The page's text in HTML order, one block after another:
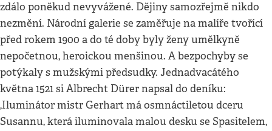
zdálo poněkud nevyvážené. Dějiny samozřejmě nikdo
nezmění. Národní galerie se zaměřuje na malíře tvořící
před rokem 1900 a do té doby byly ženy umělkyně
nepočetnou, heroickou menšinou. A bezpochyby se
potýkaly s mužskými předsudky. Jednadvacátého
května 1521 si Albrecht Dürer napsal do deníku:
,Iluminátor mistr Gerhart má osmnáctiletou dceru
Susannu, která iluminovala malou desku se Spasitelem,